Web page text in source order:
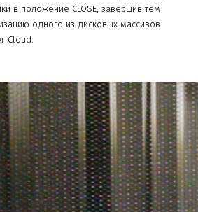
в положение CLOSE, завершив тем
одного из дисковых массивов
Cloud.